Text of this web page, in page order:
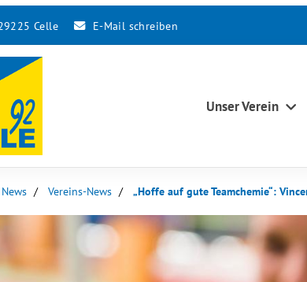
Celle E-Mail schreiben
Unser Verein
News Vereins-News „Hoffe auf gute Teamchemie“: